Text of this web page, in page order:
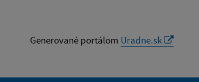
Generované portálom Uradne.sk